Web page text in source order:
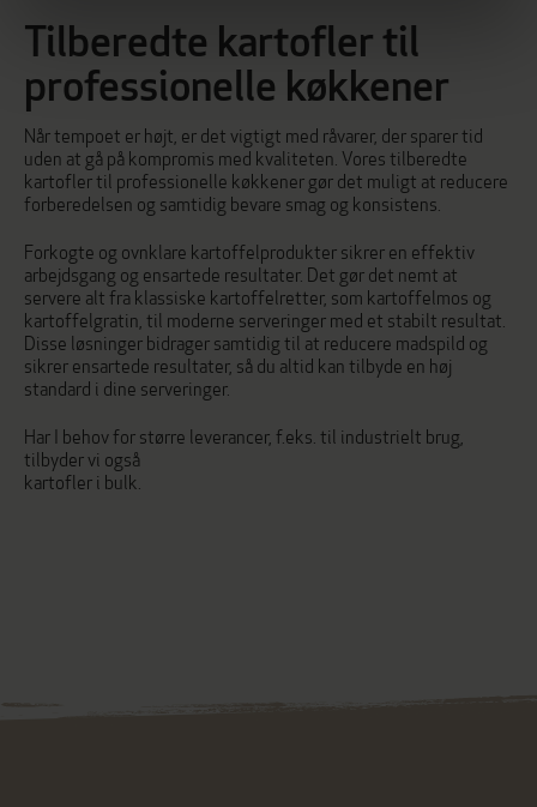
Tilberedte kartofler til
professionelle køkkener
Når tempoet er højt, er det vigtigt med råvarer, der sparer tid
uden at gå på kompromis med kvaliteten. Vores tilberedte
kartofler til professionelle køkkener gør det muligt at reducere
forberedelsen og samtidig bevare smag og konsistens.
Forkogte og ovnklare kartoffelprodukter sikrer en effektiv
arbejdsgang og ensartede resultater. Det gør det nemt at
servere alt fra klassiske kartoffelretter, som kartoffelmos og
kartoffelgratin, til moderne serveringer med et stabilt resultat.
Disse løsninger bidrager samtidig til at reducere madspild og
sikrer ensartede resultater, så du altid kan tilbyde en høj
standard i dine serveringer.
Har I behov for større leverancer, f.eks. til industrielt brug,
tilbyder vi også
kartofler i bulk.